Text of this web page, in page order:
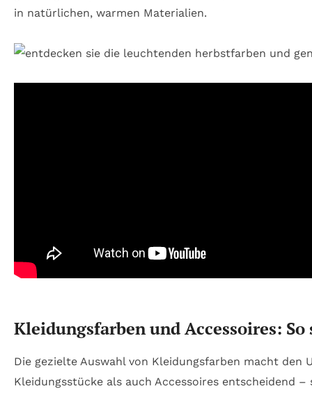
in natürlichen, warmen Materialien.
Kleidungsfarben und Accessoires:
Die gezielte Auswahl von Kleidungsfarben macht den
Kleidungsstücke als auch Accessoires entscheidend